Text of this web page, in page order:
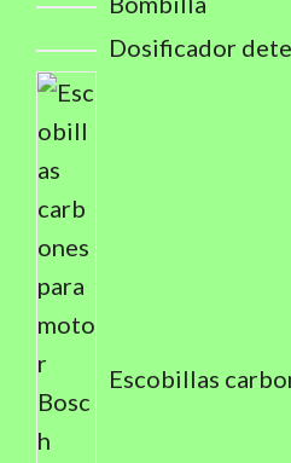
Dosificador
Escobillas